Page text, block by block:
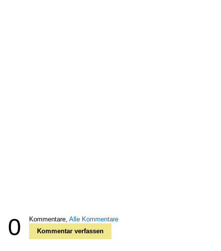
0 Kommentare, Alle Kommentare
Kommentar verfassen